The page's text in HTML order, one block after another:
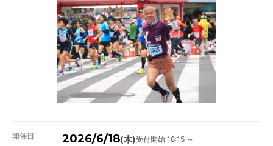
開催日 2026/6/18(木)受付開始 18:15 ～